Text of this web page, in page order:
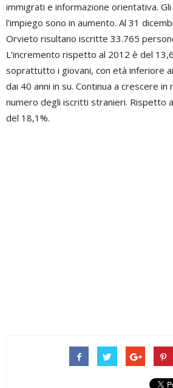
immigrati e informazione orientativa.
l’impiego sono in aumento. Al 31
Orvieto risultano iscritte 33.765
L’incremento rispetto al 2012 è del
soprattutto i giovani, con età inferiore
dai 40 anni in su. Continua a crescere
numero degli iscritti stranieri. Rispetto
del 18,1%.